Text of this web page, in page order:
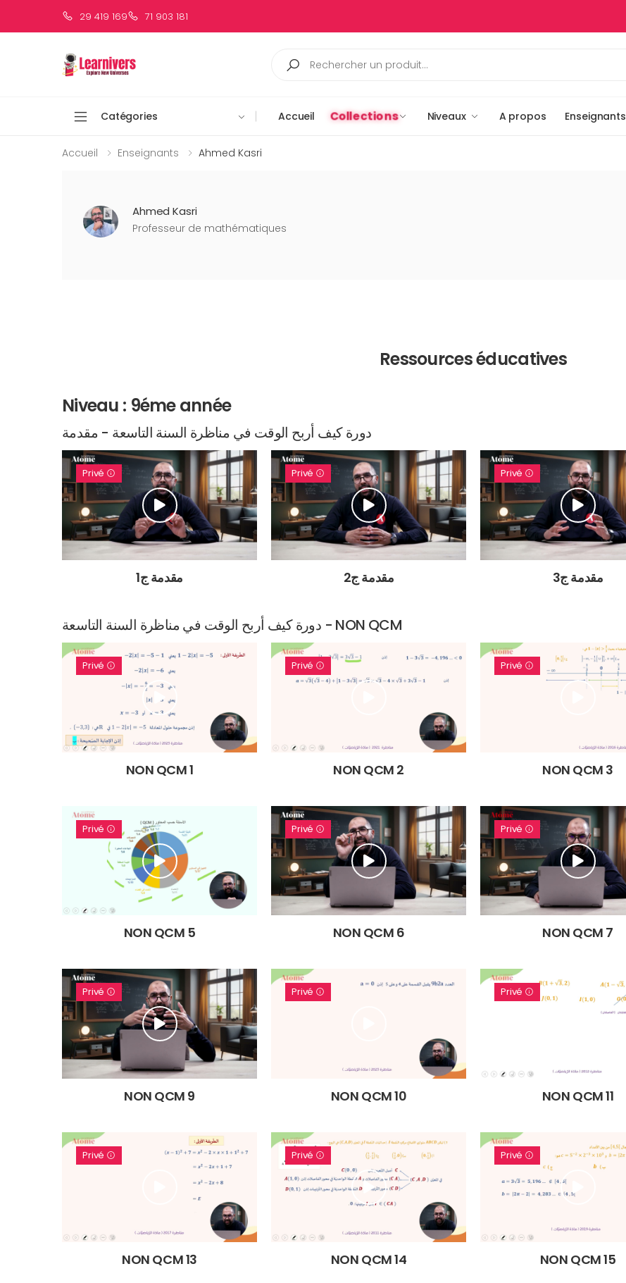
29 419 169 71 903 181
Catégories Accueil Collections Niveaux A propos Enseignants
Accueil Enseignants Ahmed Kasri
Ahmed Kasri
Professeur de mathématiques
Ressources éducatives
Niveau : 9éme année
دورة كيف أربح الوقت في مناظرة السنة التاسعة - مقدمة
Privé
مقدمة ج1
Privé
مقدمة ج2
Privé
مقدمة ج3
دورة كيف أربح الوقت في مناظرة السنة التاسعة - NON QCM
Privé
NON QCM 1
Privé
NON QCM 2
Privé
NON QCM 3
Privé
NON QCM 5
Privé
NON QCM 6
Privé
NON QCM 7
Privé
NON QCM 9
Privé
NON QCM 10
Privé
NON QCM 11
Privé
NON QCM 13
Privé
NON QCM 14
Privé
NON QCM 15